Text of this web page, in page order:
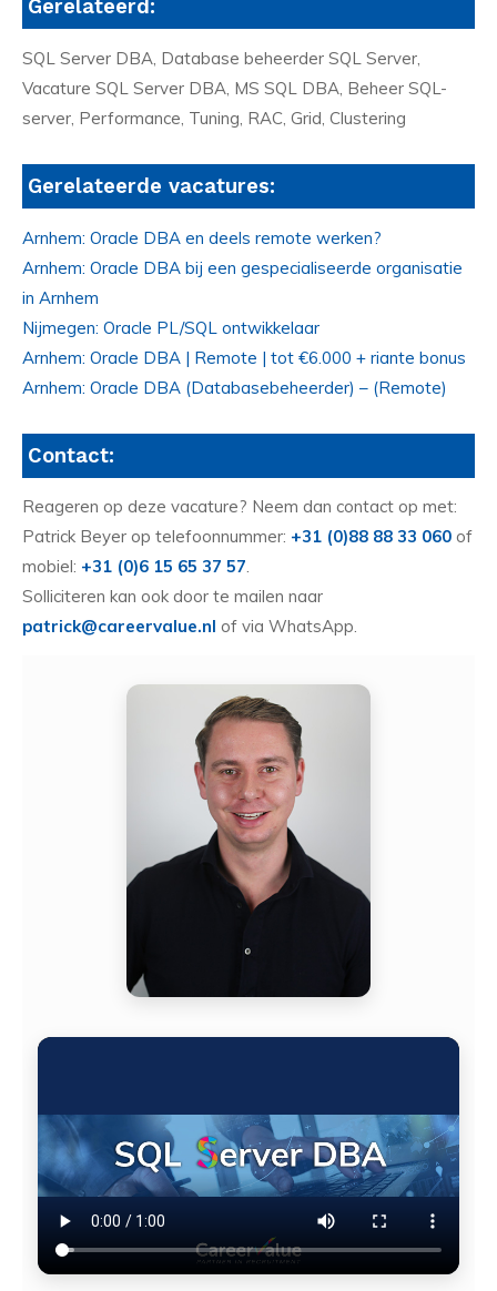
Gerelateerd:
SQL Server DBA, Database beheerder SQL Server,
Vacature SQL Server DBA, MS SQL DBA, Beheer SQL-
server, Performance, Tuning, RAC, Grid, Clustering
Gerelateerde vacatures:
Arnhem: Oracle DBA en deels remote werken?
Arnhem: Oracle DBA bij een gespecialiseerde organisatie
in Arnhem
Nijmegen: Oracle PL/SQL ontwikkelaar
Arnhem: Oracle DBA | Remote | tot €6.000 + riante bonus
Arnhem: Oracle DBA (Databasebeheerder) – (Remote)
Contact:
Reageren op deze vacature? Neem dan contact op met:
Patrick Beyer op telefoonnummer: +31 (0)88 88 33 060 of
mobiel: +31 (0)6 15 65 37 57.
Solliciteren kan ook door te mailen naar
patrick@careervalue.nl of via WhatsApp.